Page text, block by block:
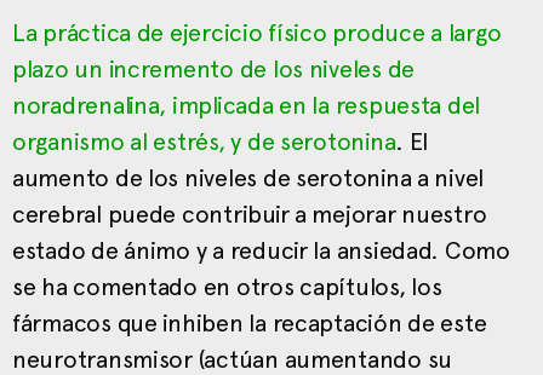
La práctica de ejercicio físico produce a largo
plazo un incremento de los niveles de
noradrenalina, implicada en la respuesta del
organismo al estrés, y de serotonina. El
aumento de los niveles de serotonina a nivel
cerebral puede contribuir a mejorar nuestro
estado de ánimo y a reducir la ansiedad. Como
se ha comentado en otros capítulos, los
fármacos que inhiben la recaptación de este
neurotransmisor (actúan aumentando su